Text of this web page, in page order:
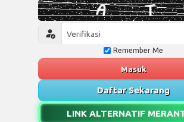
Remember Me
Masuk
Daftar Sekarang
LINK ALTERNATIF